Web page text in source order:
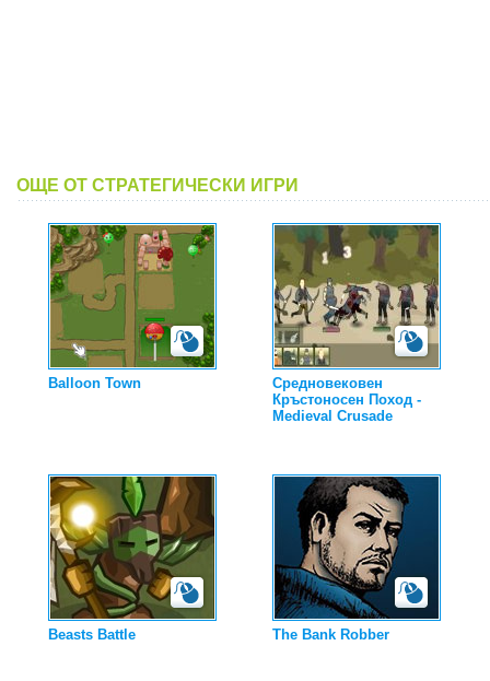
ОЩЕ ОТ СТРАТЕГИЧЕСКИ ИГРИ
Balloon Town
Средновековен
Кръстоносен Поход -
Medieval Crusade
Beasts Battle The Bank Robber